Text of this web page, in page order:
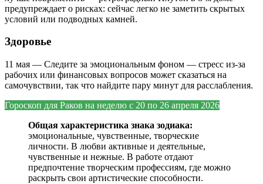
предупреждает о рисках: сейчас легко не заметить скрытых
условий или подводных камней.
Здоровье
11 мая — Следите за эмоциональным фоном — стресс из‑за
рабочих или финансовых вопросов может сказаться на
самочувствии, так что найдите пару минут для расслабления.
Гороскоп для Раков на неделю с 20 по 26 апреля 2026
Общая характеристика знака зодиака:
эмоциональные, чувственные, творческие
личности. В любви активные и деятельные,
чувственные и нежные. В работе отдают
предпочтение творческим профессиям, где можно
раскрыть свои артистические способности.